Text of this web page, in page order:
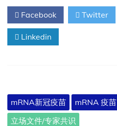
青
少
年
盖
率
Facebook Twitter
Linkedin
mRNA新冠疫苗 mRNA 疫苗
立场文件/专家共识